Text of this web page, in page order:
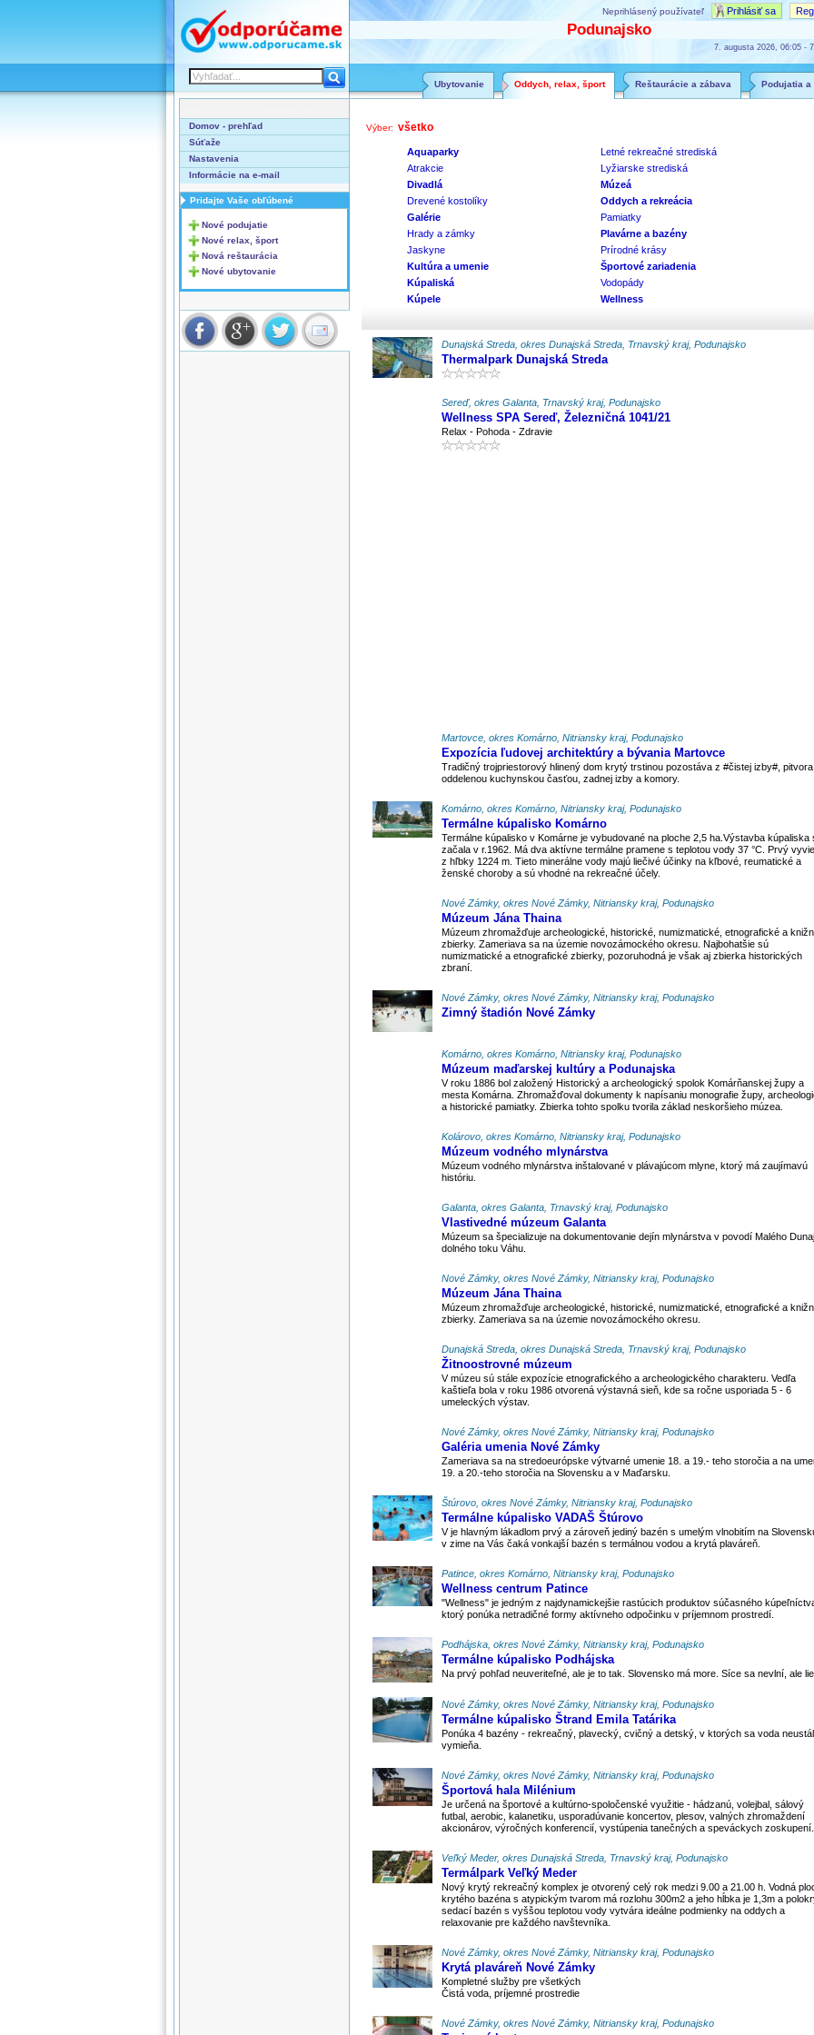
Neprihlásený používateľ Prihlásiť sa
Podunajsko
7. augusta 2026, 06:05 -
Podujatia a
Reštaurácie a zábava
Oddych, relax, šport
Ubytovanie
Domov - prehľad
Súťaže
Nastavenia
Informácie na e-mail
Pridajte Vaše obľúbené
Nové podujatie
Nové relax, šport
Nová reštaurácia
Nové ubytovanie
Výber: všetko
Aquaparky
Atrakcie
Divadlá
Drevené kostolíky
Galérie
Hrady a zámky
Jaskyne
Kultúra a umenie
Kúpaliská
Kúpele
Letné rekreačné strediská
Lyžiarske strediská
Múzeá
Oddych a rekreácia
Pamiatky
Plavárne a bazény
Prírodné krásy
Športové zariadenia
Vodopády
Wellness
Dunajská Streda, okres Dunajská Streda, Trnavský kraj, Podunajsko
Thermalpark Dunajská Streda
Sereď, okres Galanta, Trnavský kraj, Podunajsko
Wellness SPA Sereď, Železničná 1041/21
Relax - Pohoda - Zdravie
Martovce, okres Komárno, Nitriansky kraj, Podunajsko
Expozícia ľudovej architektúry a bývania Martovce
Tradičný trojpriestorový hlinený dom krytý trstinou pozostáva z #čistej izby#,
oddelenou kuchynskou časťou, zadnej izby a komory.
Komárno, okres Komárno, Nitriansky kraj, Podunajsko
Termálne kúpalisko Komárno
Termálne kúpalisko v Komárne je vybudované na ploche 2,5 ha.Výstavba kúpaliska
začala v r.1962. Má dva aktívne termálne pramene s teplotou vody 37 °C. Prvý
z hľbky 1224 m. Tieto minerálne vody majú liečivé účinky na kľbové, reumatické a
ženské choroby a sú vhodné na rekreačné účely.
Nové Zámky, okres Nové Zámky, Nitriansky kraj, Podunajsko
Múzeum Jána Thaina
Múzeum zhromažďuje archeologické, historické, numizmatické, etnografické a
zbierky. Zameriava sa na územie novozámockého okresu. Najbohatšie sú
numizmatické a etnografické zbierky, pozoruhodná je však aj zbierka historických
zbraní.
Nové Zámky, okres Nové Zámky, Nitriansky kraj, Podunajsko
Zimný štadión Nové Zámky
Komárno, okres Komárno, Nitriansky kraj, Podunajsko
Múzeum maďarskej kultúry a Podunajska
V roku 1886 bol založený Historický a archeologický spolok Komárňanskej župy a
mesta Komárna. Zhromažďoval dokumenty k napísaniu monografie župy,
a historické pamiatky. Zbierka tohto spolku tvorila základ neskoršieho múzea.
Kolárovo, okres Komárno, Nitriansky kraj, Podunajsko
Múzeum vodného mlynárstva
Múzeum vodného mlynárstva inštalované v plávajúcom mlyne, ktorý má zaujímavú
históriu.
Galanta, okres Galanta, Trnavský kraj, Podunajsko
Vlastivedné múzeum Galanta
Múzeum sa špecializuje na dokumentovanie dejín mlynárstva v povodí Malého
dolného toku Váhu.
Nové Zámky, okres Nové Zámky, Nitriansky kraj, Podunajsko
Múzeum Jána Thaina
Múzeum zhromažďuje archeologické, historické, numizmatické, etnografické a
zbierky. Zameriava sa na územie novozámockého okresu.
Dunajská Streda, okres Dunajská Streda, Trnavský kraj, Podunajsko
Žitnoostrovné múzeum
V múzeu sú stále expozície etnografického a archeologického charakteru. Vedľa
kaštieľa bola v roku 1986 otvorená výstavná sieň, kde sa ročne usporiada 5 - 6
umeleckých výstav.
Nové Zámky, okres Nové Zámky, Nitriansky kraj, Podunajsko
Galéria umenia Nové Zámky
Zameriava sa na stredoeurópske výtvarné umenie 18. a 19.- teho storočia a na
19. a 20.-teho storočia na Slovensku a v Maďarsku.
Štúrovo, okres Nové Zámky, Nitriansky kraj, Podunajsko
Termálne kúpalisko VADAŠ Štúrovo
V je hlavným lákadlom prvý a zároveň jediný bazén s umelým vlnobitím na
v zime na Vás čaká vonkajší bazén s termálnou vodou a krytá plaváreň.
Patince, okres Komárno, Nitriansky kraj, Podunajsko
Wellness centrum Patince
"Wellness" je jedným z najdynamickejšie rastúcich produktov súčasného
ktorý ponúka netradičné formy aktívneho odpočinku v príjemnom prostredí.
Podhájska, okres Nové Zámky, Nitriansky kraj, Podunajsko
Termálne kúpalisko Podhájska
Na prvý pohľad neuveriteľné, ale je to tak. Slovensko má more. Síce sa nevlní, ale
Nové Zámky, okres Nové Zámky, Nitriansky kraj, Podunajsko
Termálne kúpalisko Štrand Emila Tatárika
Ponúka 4 bazény - rekreačný, plavecký, cvičný a detský, v ktorých sa voda
vymieňa.
Nové Zámky, okres Nové Zámky, Nitriansky kraj, Podunajsko
Športová hala Milénium
Je určená na športové a kultúrno-spoločenské využitie - hádzanú, volejbal, sálový
futbal, aerobic, kalanetiku, usporadúvanie koncertov, plesov, valných zhromaždení
akcionárov, výročných konferencií, vystúpenia tanečných a speváckych zoskupení.
Veľký Meder, okres Dunajská Streda, Trnavský kraj, Podunajsko
Termálpark Veľký Meder
Nový krytý rekreačný komplex je otvorený celý rok medzi 9.00 a 21.00 h. Vodná
krytého bazéna s atypickým tvarom má rozlohu 300m2 a jeho hĺbka je 1,3m a
sedací bazén s vyššou teplotou vody vytvára ideálne podmienky na oddych a
relaxovanie pre každého navštevníka.
Nové Zámky, okres Nové Zámky, Nitriansky kraj, Podunajsko
Krytá plaváreň Nové Zámky
Kompletné služby pre všetkých
Čistá voda, príjemné prostredie
Nové Zámky, okres Nové Zámky, Nitriansky kraj, Podunajsko